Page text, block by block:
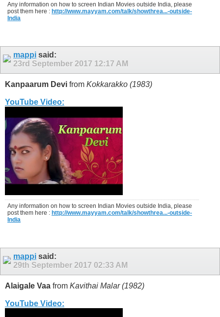
Any information on how to screen Indian Movies outside India, please
post them here : http://www.mayyam.com/talk/showthrea...-outside-
India
mappi said:
23rd September 2017 12:17 AM
Kanpaarum Devi from Kokkarakko (1983)
YouTube Video:
Any information on how to screen Indian Movies outside India, please
post them here : http://www.mayyam.com/talk/showthrea...-outside-
India
mappi said:
29th September 2017 02:33 AM
Alaigale Vaa from Kavithai Malar (1982)
YouTube Video: